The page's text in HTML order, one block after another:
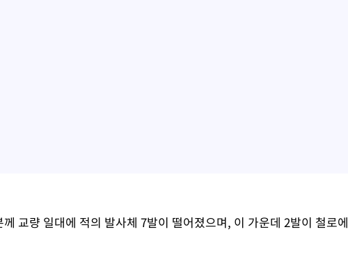
교량 일대에 적의 발사체 7발이 떨어졌으며, 이 가운데 2발이 철로에